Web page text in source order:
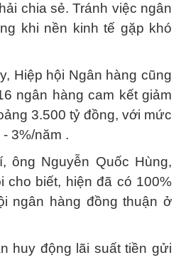
chia sẻ. Tránh việc ngân
khi nền kinh tế gặp khó
Hiệp hội Ngân hàng cũng
ngân hàng cam kết giảm
3.500 tỷ đồng, với mức
3%/năm .
ông Nguyễn Quốc Hùng,
cho biết, hiện đã có 100%
ngân hàng đồng thuận ở
huy động lãi suất tiền gửi